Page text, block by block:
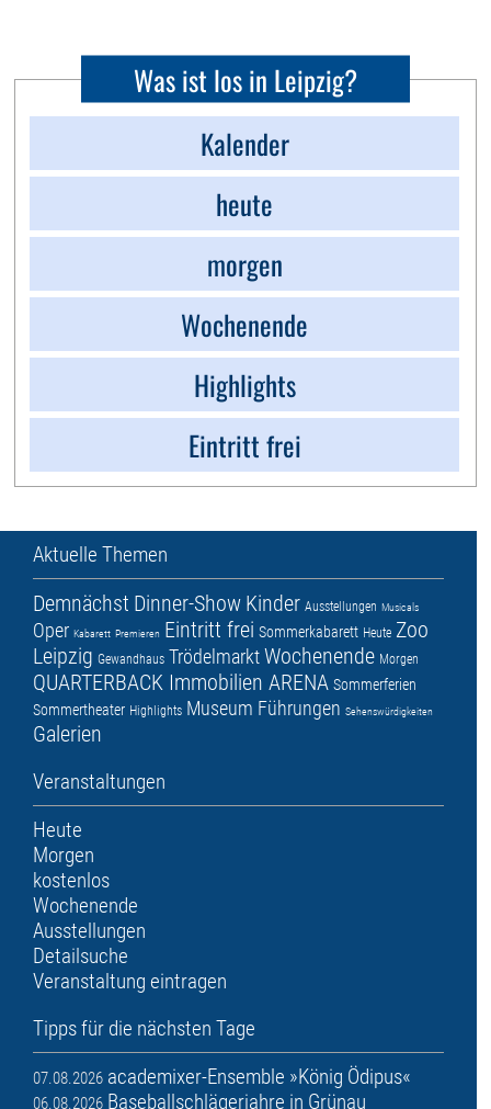
Was ist los in Leipzig?
Kalender
heute
morgen
Wochenende
Highlights
Eintritt frei
Aktuelle Themen
Demnächst Dinner-Show Kinder Ausstellungen Musicals
Oper Kabarett Premieren Eintritt frei Sommerkabarett Heute Zoo
Leipzig Gewandhaus TrödelmarktWochenende Morgen
QUARTERBACK Immobilien ARENA Sommerferien
Sommertheater Highlights Museum Führungen Sehenswürdigkeiten
Galerien
Veranstaltungen
Heute
Morgen
kostenlos
Wochenende
Ausstellungen
Detailsuche
Veranstaltung eintragen
Tipps für die nächsten Tage
07.08.2026 academixer-Ensemble »König Ödipus«
06.08.2026 Baseballschlägerjahre in Grünau